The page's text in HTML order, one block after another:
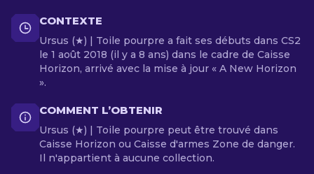
CONTEXTE
Ursus (★) | Toile pourpre a fait ses débuts dans CS2
le 1 août 2018 (il y a 8 ans) dans le cadre de Caisse
Horizon, arrivé avec la mise à jour « A New Horizon
».
COMMENT L’OBTENIR
Ursus (★) | Toile pourpre peut être trouvé dans
Caisse Horizon ou Caisse d'armes Zone de danger.
Il n'appartient à aucune collection.